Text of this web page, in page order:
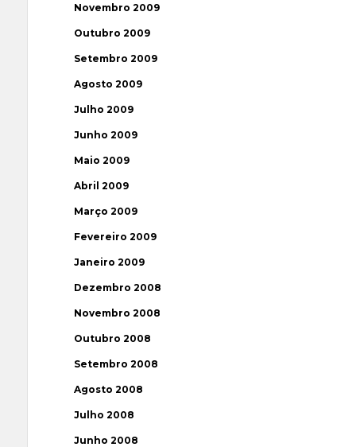
Novembro 2009
Outubro 2009
Setembro 2009
Agosto 2009
Julho 2009
Junho 2009
Maio 2009
Abril 2009
Março 2009
Fevereiro 2009
Janeiro 2009
Dezembro 2008
Novembro 2008
Outubro 2008
Setembro 2008
Agosto 2008
Julho 2008
Junho 2008